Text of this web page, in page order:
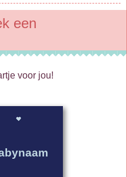
een
voor jou!